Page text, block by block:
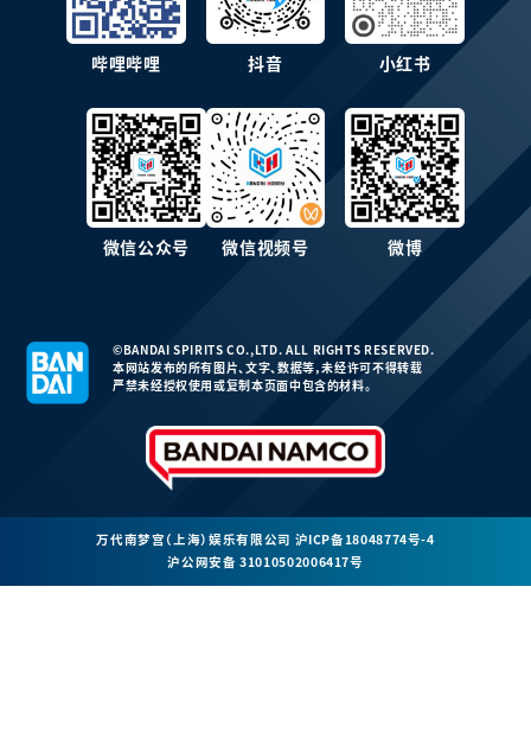
哔哩哔哩 抖音 小红书
微信公众号 微信视频号 微博
©BANDAI SPIRITS CO.,LTD. ALL RIGHTS RESERVED.
本网站发布的所有图片、文字、数据等，未经许可不得转载
严禁未经授权使用或复制本页面中包含的材料。
万代南梦宫（上海）娱乐有限公司 沪ICP备18048774号-4
沪公网安备 31010502006417号